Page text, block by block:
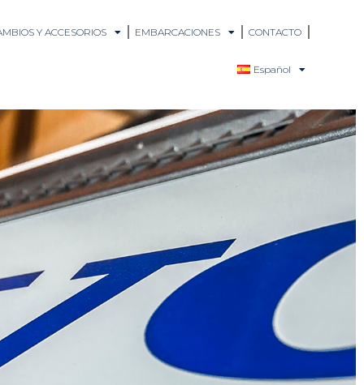
Y ACCESORIOS EMBARCACIONES CONTACTO
Español